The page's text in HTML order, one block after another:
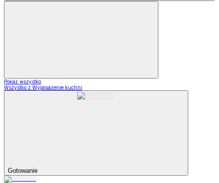
Pokaż wszystko
Wszystko z Wyposażenie kuchni
Gotowanie